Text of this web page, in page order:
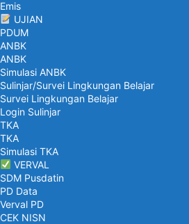
Emis
UJIAN
PDUM
ANBK
ANBK
Simulasi ANBK
Sulinjar/Survei Lingkungan Belajar
Survei Lingkungan Belajar
Login Sulinjar
TKA
TKA
Simulasi TKA
VERVAL
SDM Pusdatin
PD Data
Verval PD
CEK NISN